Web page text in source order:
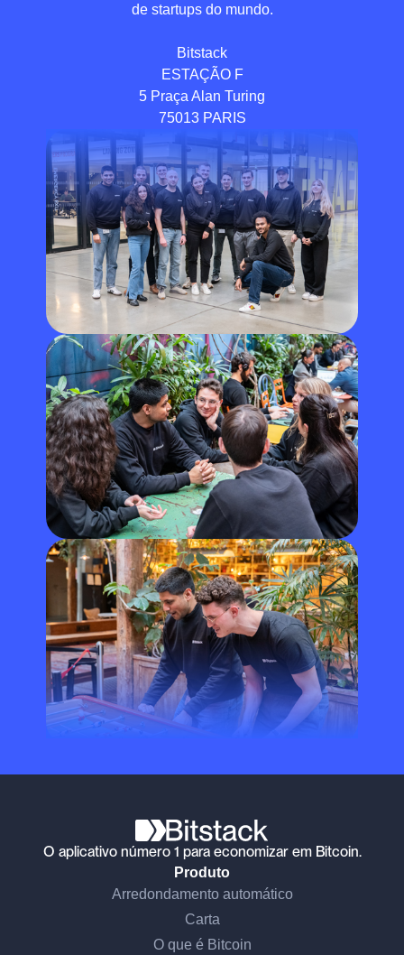
de startups do mundo.
Bitstack
ESTAÇÃO F
5 Praça Alan Turing
75013 PARIS
O aplicativo número 1 para economizar em Bitcoin.
Produto
Arredondamento automático
Carta
O que é Bitcoin